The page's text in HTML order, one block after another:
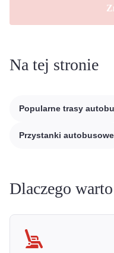
Na tej stronie
Popularne trasy
Przystanki autobusowe
Dlaczego